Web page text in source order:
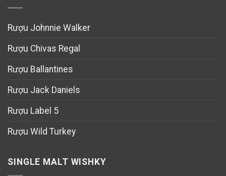
Rượu Johnnie Walker
Rượu Chivas Regal
Rượu Ballantines
Rượu Jack Daniels
Rượu Label 5
Rượu Wild Turkey
SINGLE MALT WISHKY